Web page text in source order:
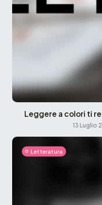
Leggere a colori ti
13 Luglio
Letteratura